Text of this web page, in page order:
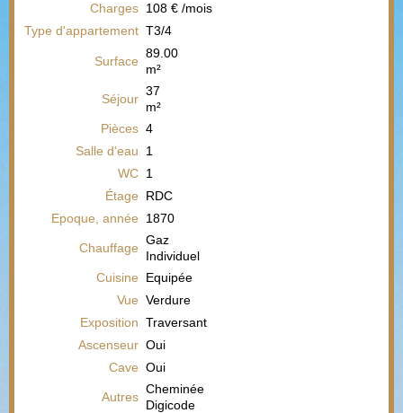
Charges 108 € /mois
Type d'appartement T3/4
Surface
89.00
m²
Séjour
37
m²
Pièces 4
Salle d'eau
1
WC 1
Étage
RDC
Epoque, année
1870
Chauffage
Gaz
Individuel
Cuisine
Equipée
Vue Verdure
Exposition Traversant
Ascenseur Oui
Cave Oui
Autres
Cheminée
Digicode